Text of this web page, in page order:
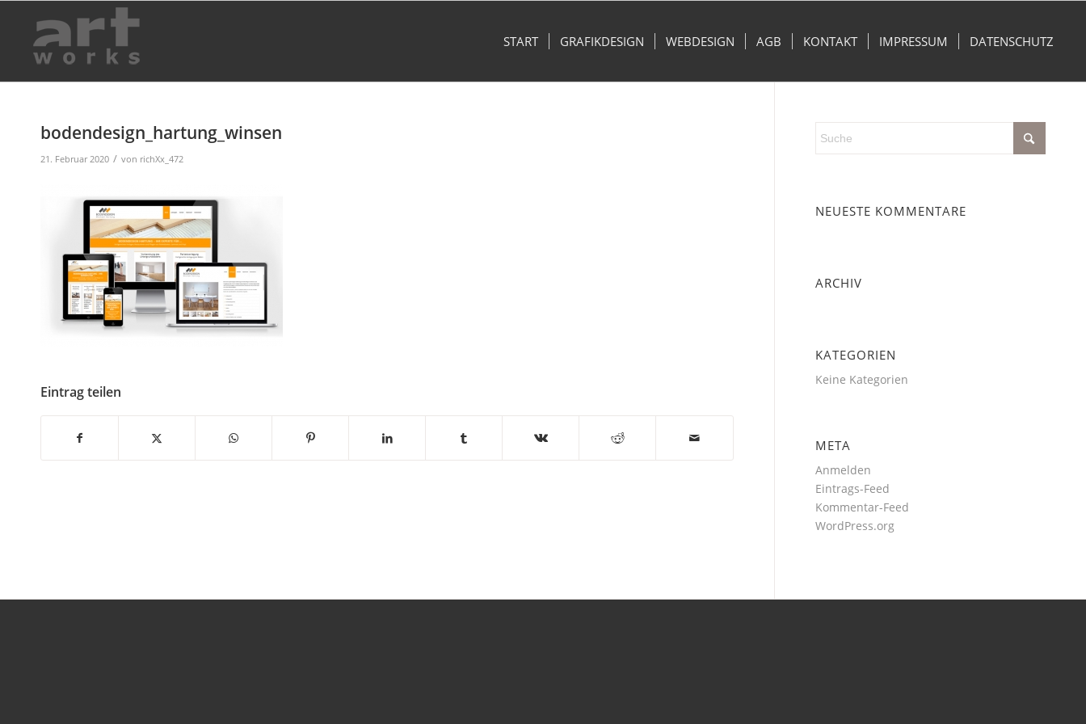
START GRAFIKDESIGN WEBDESIGN AGB KONTAKT IMPRESSUM DATENSCHUTZ
bodendesign_hartung_winsen
21. Februar 2020 / von richXx_472
Eintrag teilen
NEUESTE KOMMENTARE
ARCHIV
KATEGORIEN
Keine Kategorien
META
Anmelden
Eintrags-Feed
Kommentar-Feed
WordPress.org